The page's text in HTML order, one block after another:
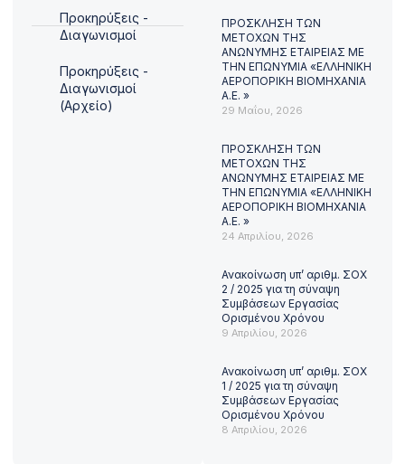
Προκηρύξεις -
Διαγωνισμοί
Προκηρύξεις -
Διαγωνισμοί
(Αρχείο)
ΠΡΟΣΚΛΗΣΗ ΤΩΝ
ΜΕΤΟΧΩΝ ΤΗΣ
ΑΝΩΝΥΜΗΣ ΕΤΑΙΡΕΙΑΣ ΜΕ
ΤΗΝ ΕΠΩΝΥΜΙΑ «ΕΛΛΗΝΙΚΗ
ΑΕΡΟΠΟΡΙΚΗ ΒΙΟΜΗΧΑΝΙΑ
Α.Ε. »
29 Μαΐου, 2026
ΠΡΟΣΚΛΗΣΗ ΤΩΝ
ΜΕΤΟΧΩΝ ΤΗΣ
ΑΝΩΝΥΜΗΣ ΕΤΑΙΡΕΙΑΣ ΜΕ
ΤΗΝ ΕΠΩΝΥΜΙΑ «ΕΛΛΗΝΙΚΗ
ΑΕΡΟΠΟΡΙΚΗ ΒΙΟΜΗΧΑΝΙΑ
Α.Ε. »
24 Απριλίου, 2026
Ανακοίνωση υπ’ αριθμ. ΣΟΧ
2 / 2025 για τη σύναψη
Συμβάσεων Εργασίας
Ορισμένου Χρόνου
9 Απριλίου, 2026
Ανακοίνωση υπ’ αριθμ. ΣΟΧ
1 / 2025 για τη σύναψη
Συμβάσεων Εργασίας
Ορισμένου Χρόνου
8 Απριλίου, 2026